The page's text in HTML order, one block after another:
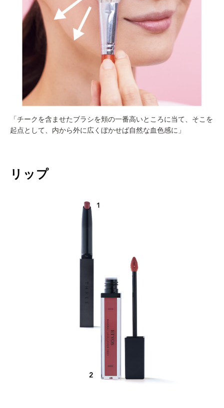
「チークを含ませたブラシを頬の一番高いところに当て、そこを
起点として、内から外に広くぼかせば自然な血色感に」
リップ